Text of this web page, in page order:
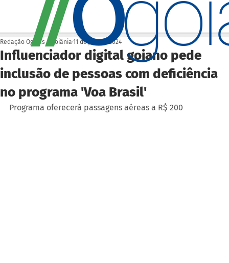
Influenciador digital goiano pede
inclusão de pessoas com deficiência
no programa 'Voa Brasil'
Redação Ogoiás | Goiânia 11 de jan. de 2024
Programa oferecerá passagens aéreas a R$ 200